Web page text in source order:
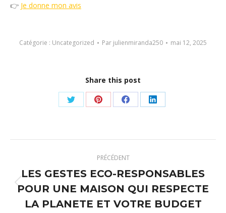
👉 Je donne mon avis
Catégorie : Uncategorized Par julienmiranda250 mai 12, 2025
Share this post
Partager
Twitter
Partager
Pinterest
Partager
Facebook
Partager
LinkedIn
article
PRÉCÉDENT
Article
précédent
LES GESTES ECO-RESPONSABLES
POUR UNE MAISON QUI RESPECTE
LA PLANETE ET VOTRE BUDGET